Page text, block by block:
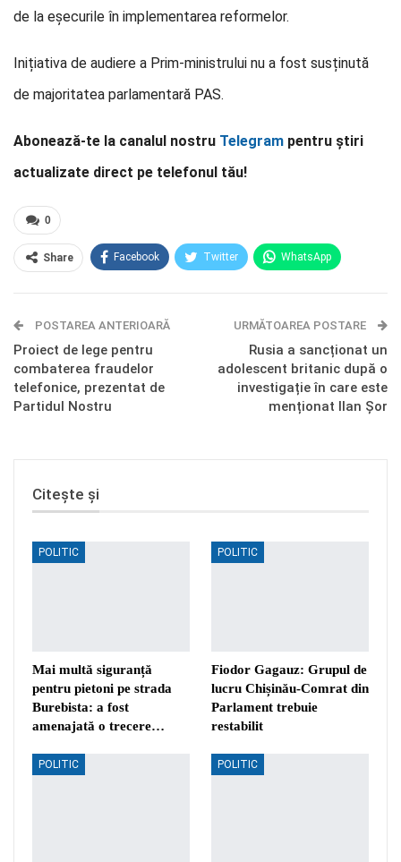
de la eșecurile în implementarea reformelor.
Inițiativa de audiere a Prim-ministrului nu a fost susținută
de majoritatea parlamentară PAS.
Abonează-te la canalul nostru Telegram pentru știri
actualizate direct pe telefonul tău!
0
Share Facebook Twitter WhatsApp
Telegram OK.ru
POSTAREA ANTERIOARĂ
Proiect de lege pentru
combaterea fraudelor
telefonice, prezentat de
Partidul Nostru
URMĂTOAREA POSTARE
Rusia a sancționat un
adolescent britanic după o
investigație în care este
menționat Ilan Șor
Citește și
POLITIC
Mai multă siguranță
pentru pietoni pe strada
Burebista: a fost
amenajată o trecere…
POLITIC
Fiodor Gagauz: Grupul de
lucru Chișinău-Comrat din
Parlament trebuie
restabilit
POLITIC POLITIC